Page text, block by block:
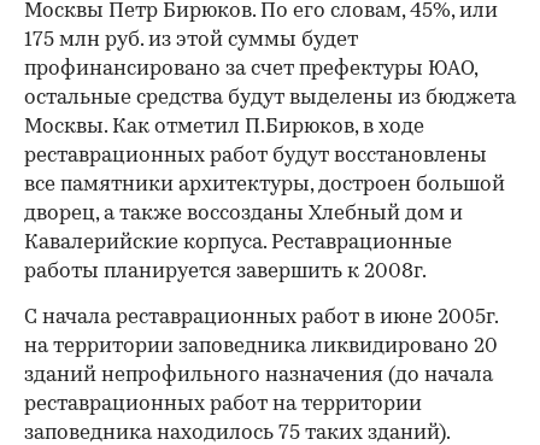
Москвы Петр Бирюков. По его словам, 45%, или
175 млн руб. из этой суммы будет
профинансировано за счет префектуры ЮАО,
остальные средства будут выделены из бюджета
Москвы. Как отметил П.Бирюков, в ходе
реставрационных работ будут восстановлены
все памятники архитектуры, достроен большой
дворец, а также воссозданы Хлебный дом и
Кавалерийские корпуса. Реставрационные
работы планируется завершить к 2008г.
С начала реставрационных работ в июне 2005г.
на территории заповедника ликвидировано 20
зданий непрофильного назначения (до начала
реставрационных работ на территории
заповедника находилось 75 таких зданий).